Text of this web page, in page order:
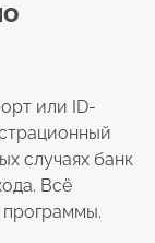
или ID-
случаях банк
Всё